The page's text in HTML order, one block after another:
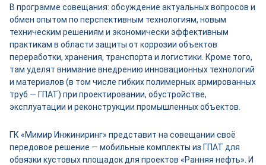
В программе совещания: обсуждение актуальных вопросов и
обмен опытом по перспективным технологиям, новым
техническим решениям и экономически эффективным
практикам в области защиты от коррозии объектов
переработки, хранения, транспорта и логистики. Кроме того,
там уделят внимание внедрению инновационных технологий
и материалов (в том числе гибких полимерных армированных
труб — ГПАТ) при проектировании, обустройстве,
эксплуатации и реконструкции промышленных объектов.
ГК «Мимир Инжиниринг» представит на совещании своё
передовое решение — мобильные комплекты из ГПАТ для
обвязки кустовых площадок для проектов «Ранняя нефть». И